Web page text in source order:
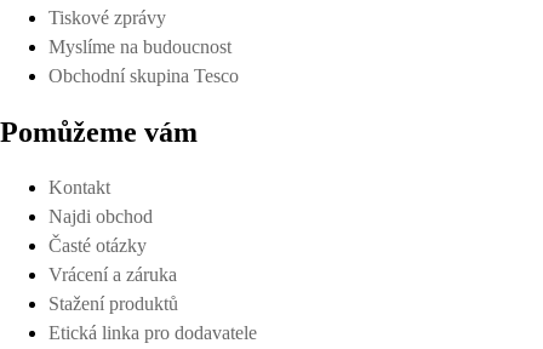
Tiskové zprávy
Myslíme na budoucnost
Obchodní skupina Tesco
Pomůžeme vám
Kontakt
Najdi obchod
Časté otázky
Vrácení a záruka
Stažení produktů
Etická linka pro dodavatele